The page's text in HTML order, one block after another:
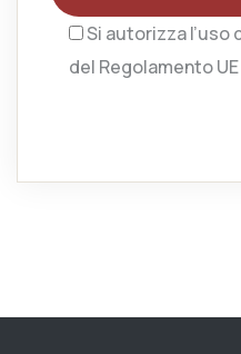
Si autorizza l’uso
del Regolamento